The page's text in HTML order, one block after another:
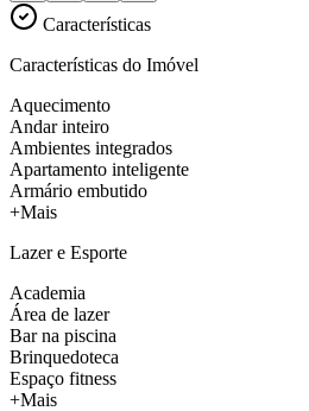
Características
Características do Imóvel
Aquecimento
Andar inteiro
Ambientes integrados
Apartamento inteligente
Armário embutido
+Mais
Lazer e Esporte
Academia
Área de lazer
Bar na piscina
Brinquedoteca
Espaço fitness
+Mais